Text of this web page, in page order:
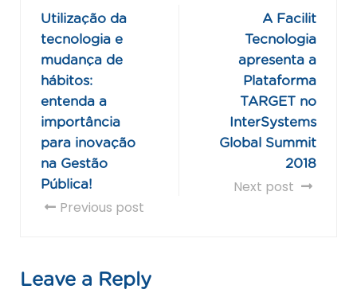
Utilização da
tecnologia e
mudança de
hábitos:
entenda a
importância
para inovação
na Gestão
Pública!
Previous post
A Facilit
Tecnologia
apresenta a
Plataforma
TARGET no
InterSystems
Global Summit
2018
Next post
Leave a Reply